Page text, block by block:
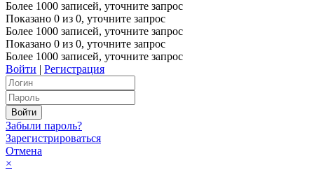
Более 1000 записей, уточните запрос
Показано 0 из 0, уточните запрос
Более 1000 записей, уточните запрос
Показано 0 из 0, уточните запрос
Более 1000 записей, уточните запрос
Войти | Регистрация
Забыли пароль?
Зарегистрироваться
Отмена
×